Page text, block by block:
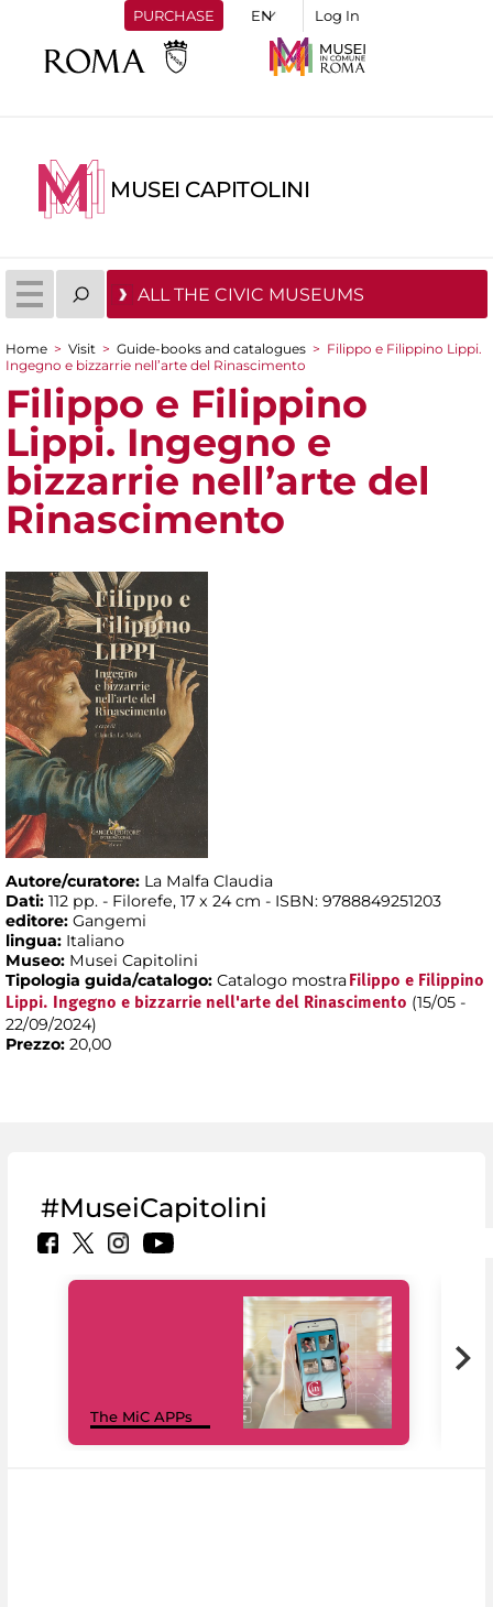
PURCHASE Log In
MUSEI CAPITOLINI
ALL THE CIVIC MUSEUMS
You are here
Home > Visit > Guide-books and catalogues > Filippo e Filippino Lippi.
Ingegno e bizzarrie nell’arte del Rinascimento
Filippo e Filippino
Lippi. Ingegno e
bizzarrie nell’arte del
Rinascimento
Autore/curatore: La Malfa Claudia
Dati: 112 pp. - Filorefe, 17 x 24 cm - ISBN: 9788849251203
editore: Gangemi
lingua: Italiano
Museo: Musei Capitolini
Tipologia guida/catalogo: Catalogo mostra Filippo e Filippino
Lippi. Ingegno e bizzarrie nell'arte del Rinascimento (15/05 -
22/09/2024)
Prezzo: 20,00
#MuseiCapitolini
The MiC APPs